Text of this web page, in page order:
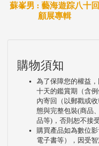
蘇峯男 : 藝海遊踪八十回
顧展專輯
購物須知
為了保障您的權益
十天的鑑賞期（含
內寄回（以郵戳或
態與完整包裝(商品
品等)，否則恕不接
購買產品如為數位影
電子書等），因受